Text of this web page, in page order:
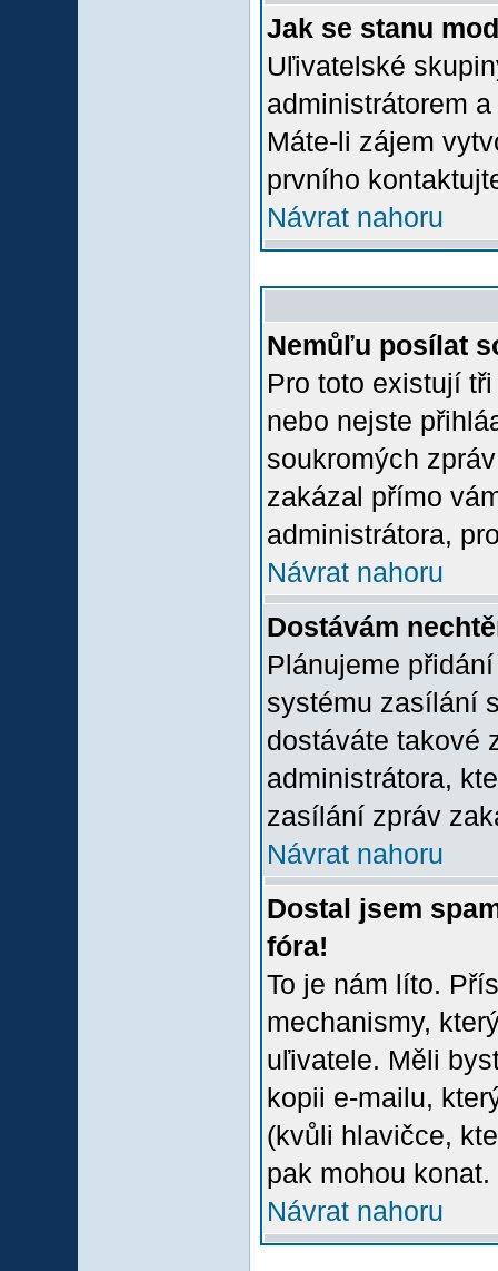
Jak se stanu
Uľivatelské
administrátorem
Máte-li zájem
prvního
Návrat nahoru
Nemůľu posílat
Pro toto existují
nebo nejste
soukromých
zakázal přímo
administrátora,
Návrat nahoru
Dostávám
Plánujeme
systému zasílání
dostáváte takové
administrátora,
zasílání zpráv
Návrat nahoru
Dostal jsem
fóra!
To je nám líto.
mechanismy,
uľivatele. Měli
kopii e-mailu,
(kvůli hlavičce,
pak mohou konat.
Návrat nahoru